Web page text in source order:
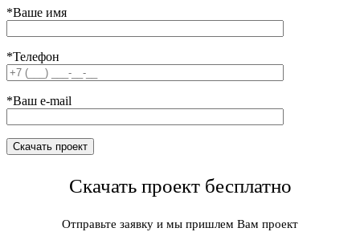
*Ваше имя
*Телефон
*Ваш e-mail
Скачать проект бесплатно
Отправьте заявку и мы пришлем Вам проект